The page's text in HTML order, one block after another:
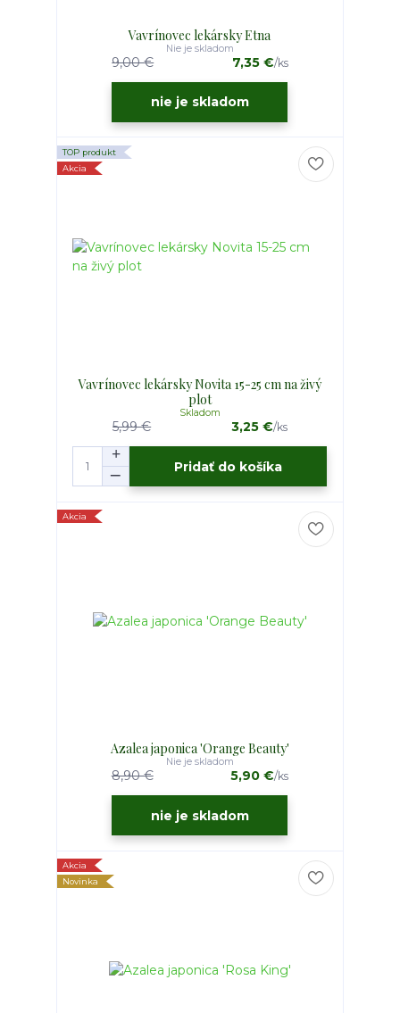
Vavrínovec lekársky Etna
9,00 € 7,35 €/ks
Nie je skladom
nie je skladom
TOP produkt
Akcia
Vavrínovec lekársky Novita 15-25 cm na živý
plot
5,99 € 3,25 €/ks
Skladom
Pridať do košíka
Akcia
Azalea japonica 'Orange Beauty'
8,90 € 5,90 €/ks
Nie je skladom
nie je skladom
Akcia
Novinka